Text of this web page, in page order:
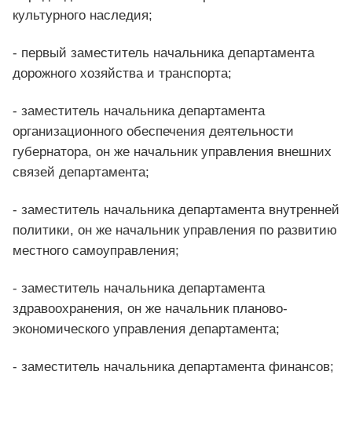
культурного наследия;
- первый заместитель начальника департамента
дорожного хозяйства и транспорта;
- заместитель начальника департамента
организационного обеспечения деятельности
губернатора, он же начальник управления внешних
связей департамента;
- заместитель начальника департамента внутренней
политики, он же начальник управления по развитию
местного самоуправления;
- заместитель начальника департамента
здравоохранения, он же начальник планово-
экономического управления департамента;
- заместитель начальника департамента финансов;